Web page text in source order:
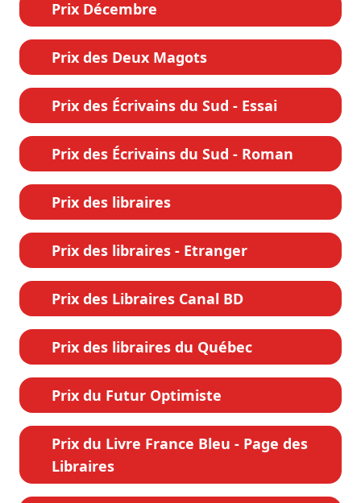
Prix Décembre
Prix des Deux Magots
Prix des Écrivains du Sud - Essai
Prix des Écrivains du Sud - Roman
Prix des libraires
Prix des libraires - Etranger
Prix des Libraires Canal BD
Prix des libraires du Québec
Prix du Futur Optimiste
Prix du Livre France Bleu - Page des
Libraires